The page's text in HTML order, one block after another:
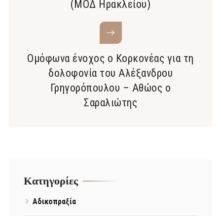
(ΜΟΔ Ηρακλείου)
Ομόφωνα ένοχος ο Κορκονέας για τη
δολοφονία του Αλέξανδρου
Γρηγορόπουλου – Αθώος ο
Σαραλιώτης
Kατηγορίες
Αδικοπραξία